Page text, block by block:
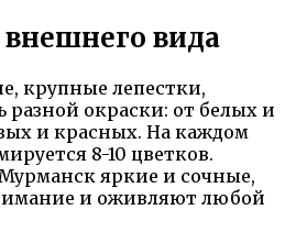
вида
крупные лепестки,
разной окраски: от белых и
и красных. На каждом
8-10 цветков.
яркие и сочные,
и оживляют любой